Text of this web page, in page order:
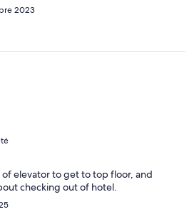
2023
elevator to get to top floor, and
checking out of hotel.